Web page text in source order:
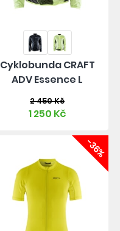
Cyklobunda CRAFT
ADV Essence L
2 450 Kč
1 250 Kč
-36%